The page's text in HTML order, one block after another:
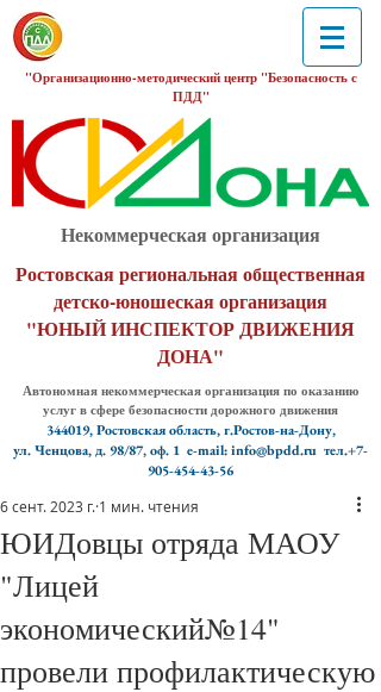
"Организационно-методический центр "Безопасность с
ПДД"
Некоммерческая организация
Ростовская региональная общественная
детско-юношеская организация
"ЮНЫЙ ИНСПЕКТОР ДВИЖЕНИЯ
ДОНА"
Автономная некоммерческая организация по оказанию
услуг в сфере безопасности дорожного движения
344019, Ростовская область, г.Ростов-на-Дону,
ул. Ченцова, д. 98/87, оф. 1 e-mail: info@bpdd.ru тел.+7-
905-454-43-56
ЮИДовцы отряда МАОУ
"Лицей
экономический№14"
провели профилактическую
6 сент. 2023 г. 1 мин. чтения